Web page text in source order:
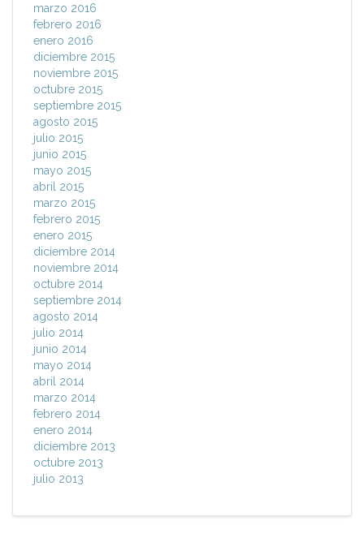
marzo 2016
febrero 2016
enero 2016
diciembre 2015
noviembre 2015
octubre 2015
septiembre 2015
agosto 2015
julio 2015
junio 2015
mayo 2015
abril 2015
marzo 2015
febrero 2015
enero 2015
diciembre 2014
noviembre 2014
octubre 2014
septiembre 2014
agosto 2014
julio 2014
junio 2014
mayo 2014
abril 2014
marzo 2014
febrero 2014
enero 2014
diciembre 2013
octubre 2013
julio 2013